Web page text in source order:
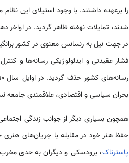
را برعهده داشتند. با وجود استیلای این
بحران سیاسی و اقتصادی، علاقمندی جامعه
همچون بسیاری دیگر از جوانب زندگی
حفظ هنر خود در مقابله با جریان‌های هنری
پاسترناک، برودسکی و دیگران به حدی مخرب